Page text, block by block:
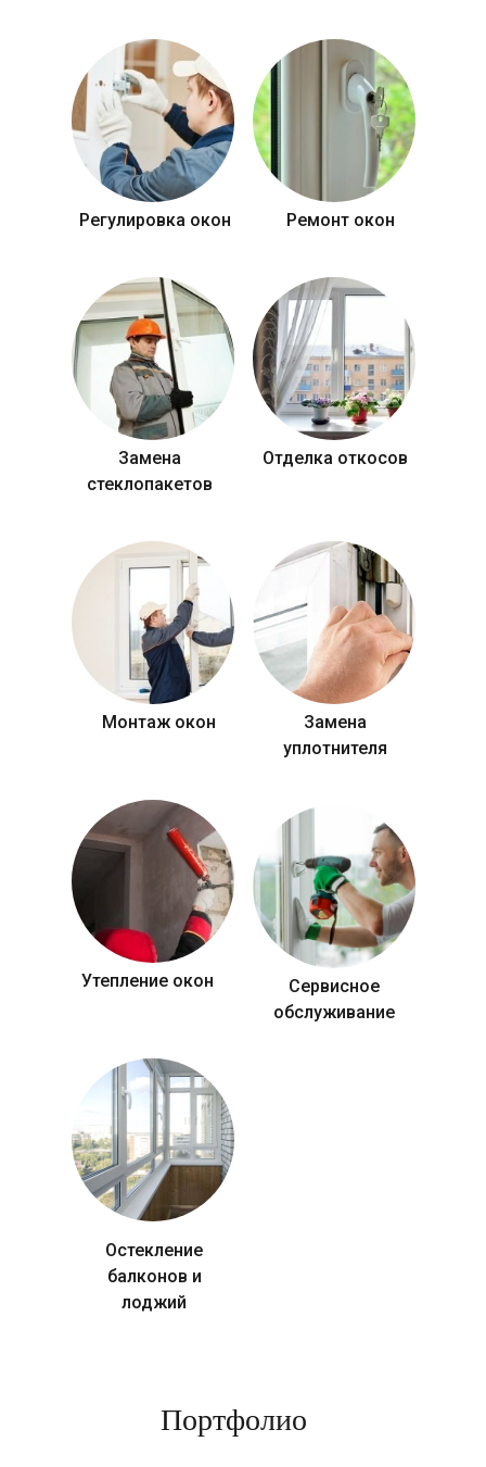
Регулировка окон Ремонт окон
Замена
стеклопакетов
Отделка откосов
Монтаж окон
Замена
уплотнителя
Утепление окон
Сервисное
обслуживание
Остекление
балконов и
лоджий
Портфолио